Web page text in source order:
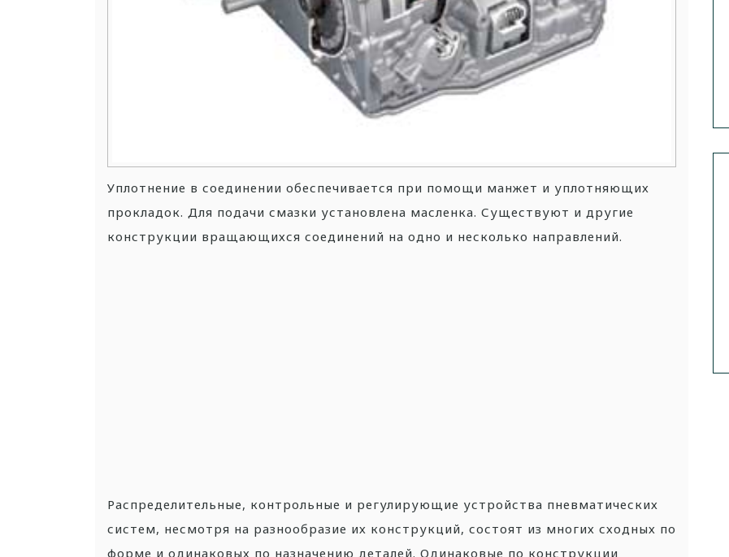
Уплотнение в соединении обеспечивается при помощи манжет и уплотняющих
прокладок. Для подачи смазки установлена масленка. Существуют и другие
конструкции вращающихся соединений на одно и несколько направлений.
Распределительные, контрольные и регулирующие устройства пневматических
систем, несмотря на разнообразие их конструкций, состоят из многих сходных по
форме и одинаковых по назначению деталей. Одинаковые по конструкции